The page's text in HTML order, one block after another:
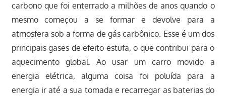
carbono que foi enterrado a milhões de anos quando o
mesmo começou a se formar e devolve para a
atmosfera sob a forma de gás carbônico. Esse é um dos
principais gases de efeito estufa, o que contribui para o
aquecimento global. Ao usar um carro movido a
energia elétrica, alguma coisa foi poluída para a
energia ir até a sua tomada e recarregar as baterias do